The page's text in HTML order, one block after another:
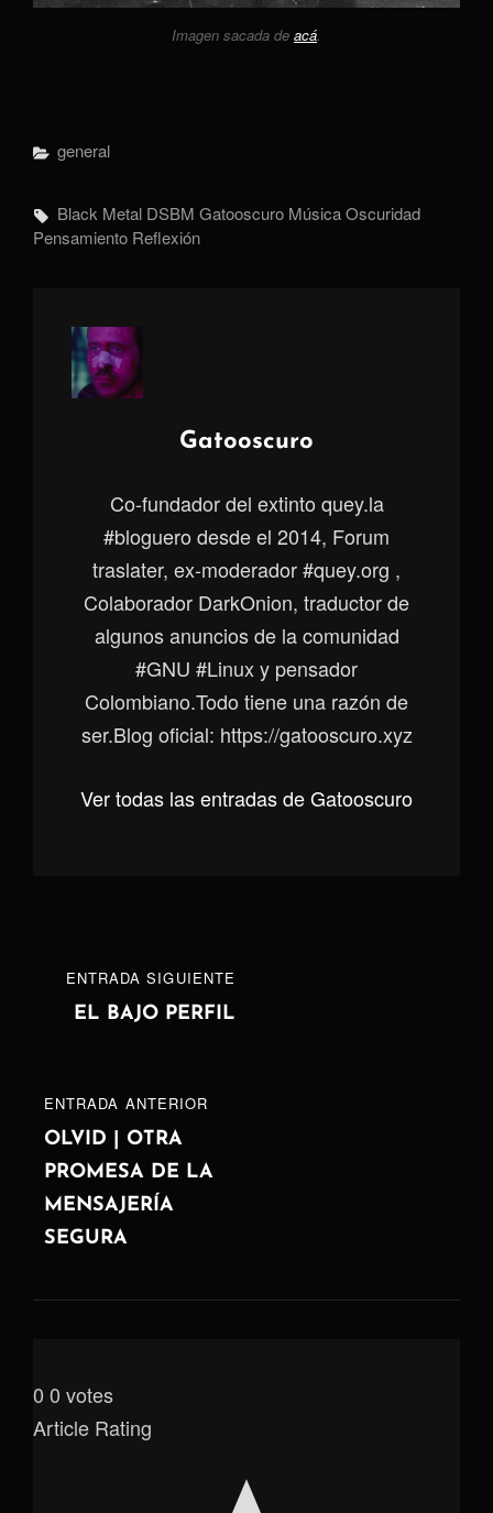
Imagen sacada de acá.
Categorías
General
Etiquetas,
Black Metal DSBM Gatooscuro MúsicaOscuridad
Pensamiento Reflexión
Autor:
Gatooscuro
Co-fundador del extinto quey.la
#bloguero desde el 2014, Forum
traslater, ex-moderador #quey.org ,
Colaborador DarkOnion, traductor de
algunos anuncios de la comunidad
#GNU #Linux y pensador
Colombiano.Todo tiene una razón de
ser.Blog oficial: https://gatooscuro.xyz
Ver todas las entradas de Gatooscuro
Navegación
ENTRADA
ANTERIOR
ENTRADA ANTERIOR
OLVID | OTRA
PROMESA DE LA
MENSAJERÍA
SEGURA
ENTRADA
SIGUIENTE
ENTRADA SIGUIENTE
EL BAJO PERFIL
0 0 votes
Article Rating